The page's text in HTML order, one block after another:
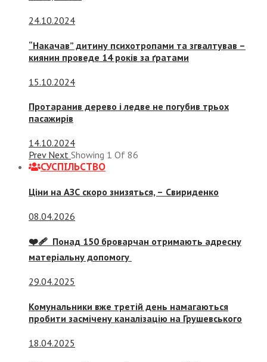
24.10.2024
“Накачав” дитину психотропами та згвалтував –
киянин проведе 14 років за ґратами
15.10.2024
Протаранив дерево і ледве не погубив трьох
пасажирів
14.10.2024
Prev Next Showing 1 Of 86
СУСПIЛЬСТВО
Ціни на АЗС скоро знизяться, – Свириденко
08.04.2026
❤️‍🩹 Понад 150 броварчан отримають адресну
матеріальну допомогу
29.04.2025
Комунальники вже третій день намагаються
пробити засмічену каналізацію на Грушевського
18.04.2025